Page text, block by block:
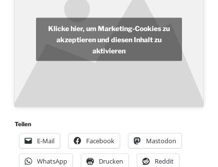
Klicke hier, um Marketing-Cookies zu
akzeptieren und diesen Inhalt zu
aktivieren
Teilen
E-Mail Facebook Mastodon
WhatsApp Drucken Reddit